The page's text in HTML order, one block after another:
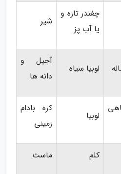
چغندر تازه و
یا آب پز
شیر
لوبیا سیاه
آجیل و
دانه ها
لوبیا
کره بادام
زمینی
کلم ماست